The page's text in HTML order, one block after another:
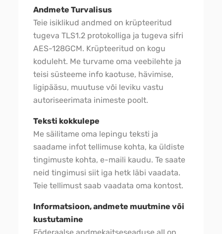
Andmete Turvalisus
Teie isiklikud andmed on krüpteeritud
tugeva TLS1.2 protokolliga ja tugeva sifri
AES-128GCM. Krüpteeritud on kogu
koduleht. Me turvame oma veebilehte ja
teisi süsteeme info kaotuse, hävimise,
ligipääsu, muutuse või leviku vastu
autoriseerimata inimeste poolt.
Teksti kokkulepe
Me säilitame oma lepingu teksti ja
saadame infot tellimuse kohta, ka üldiste
tingimuste kohta, e-maili kaudu. Te saate
neid tingimusi siit iga hetk läbi vaadata.
Teie tellimust saab vaadata oma kontost.
Informatsioon, andmete muutmine või
kustutamine